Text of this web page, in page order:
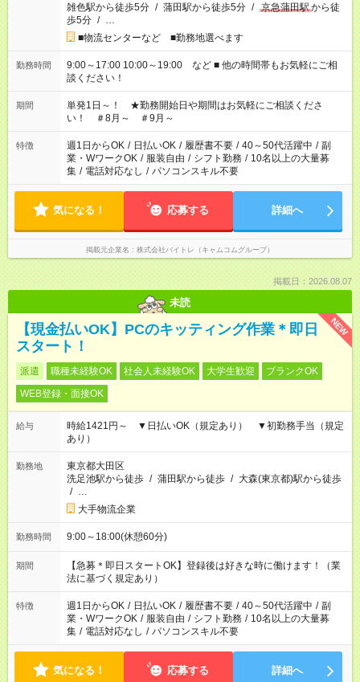
雑色駅から徒歩5分 / 蒲田駅から徒歩5分 / 京急蒲田駅から徒
歩5分 / …
■物流センターなど ■勤務地選べます
勤務時間
9:00～17:00 10:00～19:00 など ■ 他の時間帯もお気軽にご相
談ください！
期間
単発1日～！ ★勤務開始日や期間はお気軽にご相談くださ
い！ ＃8月～ ＃9月～
特徴 週1日からOK / 日払いOK / 履歴書不要 / 40～50代活躍中 / 副
業・WワークOK / 服装自由 / シフト勤務 / 10名以上の大量募
集 / 電話対応なし / パソコンスキル不要
気になる！ 応募する 詳細へ
掲載元企業名 株式会社バイトレ（キャムコムグループ）
掲載日：2026.08.07
未読
NEW
【現金払いOK】PCのキッティング作業＊即日
スタート！
派遣 職種未経験OK 社会人未経験OK 大学生歓迎
ブランクOK
WEB登録・面接OK
給与
時給1421円～ ▼日払いOK（規定あり） ▼初勤務手当（規定
あり）
勤務地
東京都大田区
洗足池駅から徒歩 / 蒲田駅から徒歩 / 大森(東京都)駅から徒歩
/ …
大手物流企業
勤務時間 9:00～18:00(休憩60分)
期間
【急募＊即日スタートOK】登録後は好きな時に働けます！（業
法に基づく規定あり）
特徴 週1日からOK / 日払いOK / 履歴書不要 / 40～50代活躍中 / 副
業・WワークOK / 服装自由 / シフト勤務 / 10名以上の大量募
集 / 電話対応なし / パソコンスキル不要
気になる！ 応募する 詳細へ